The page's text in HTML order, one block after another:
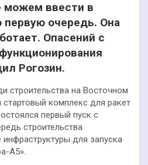
можем ввести в
первую очередь. Она
Опасений с
Рогозин.
строительства на Восточном
комплекс для ракет
первый пуск с
строительства
для запуска
А5».